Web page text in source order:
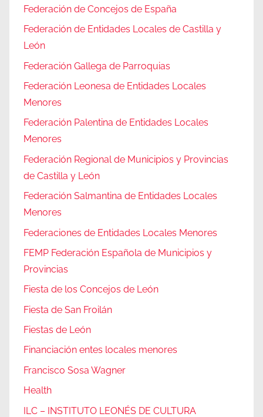
Federación de Concejos de España
Federación de Entidades Locales de Castilla y
León
Federación Gallega de Parroquias
Federación Leonesa de Entidades Locales
Menores
Federación Palentina de Entidades Locales
Menores
Federación Regional de Municipios y Provincias
de Castilla y León
Federación Salmantina de Entidades Locales
Menores
Federaciones de Entidades Locales Menores
FEMP Federación Española de Municipios y
Provincias
Fiesta de los Concejos de León
Fiesta de San Froilán
Fiestas de León
Financiación entes locales menores
Francisco Sosa Wagner
Health
ILC – INSTITUTO LEONÉS DE CULTURA